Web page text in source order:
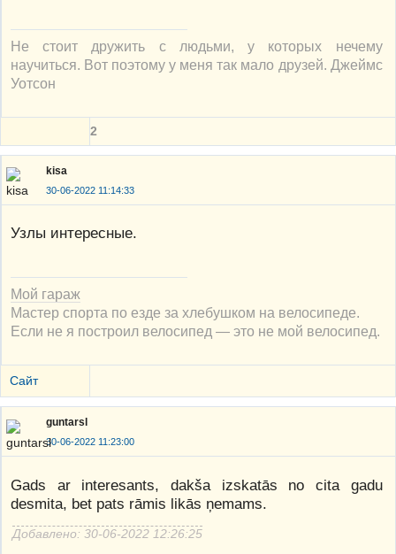
Не стоит дружить с людьми, у которых нечему
научиться. Вот поэтому у меня так мало друзей. Джеймс
Уотсон
2
kisa
30-06-2022 11:14:33
Узлы интересные.
Мой гараж
Мастер спорта по езде за хлебушком на велосипеде.
Если не я построил велосипед — это не мой велосипед.
Сайт
guntarsl
30-06-2022 11:23:00
Gads ar interesants, dakša izskatās no cita gadu
desmita, bet pats rāmis likās ņemams.
Добавлено: 30-06-2022 12:26:25